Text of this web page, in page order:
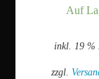
Auf
inkl. 19 %
zzgl.